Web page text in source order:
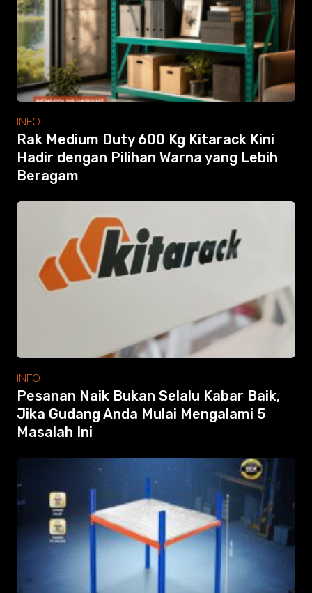
Info
Gallery
Photo
Video
Tutorial
Clients
Contact
INFO
Rak Medium Duty 600 Kg Kitarack Kini
Hadir dengan Pilihan Warna yang Lebih
Beragam
INFO
Pesanan Naik Bukan Selalu Kabar Baik,
Jika Gudang Anda Mulai Mengalami 5
Masalah Ini